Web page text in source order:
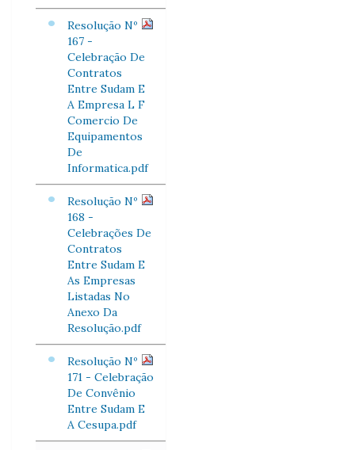
Resolução Nº
167 -
Celebração De
Contratos
Entre Sudam E
A Empresa L F
Comercio De
Equipamentos
De
Informatica.pdf
Resolução Nº
168 -
Celebrações De
Contratos
Entre Sudam E
As Empresas
Listadas No
Anexo Da
Resolução.pdf
Resolução Nº
171 - Celebração
De Convênio
Entre Sudam E
A Cesupa.pdf